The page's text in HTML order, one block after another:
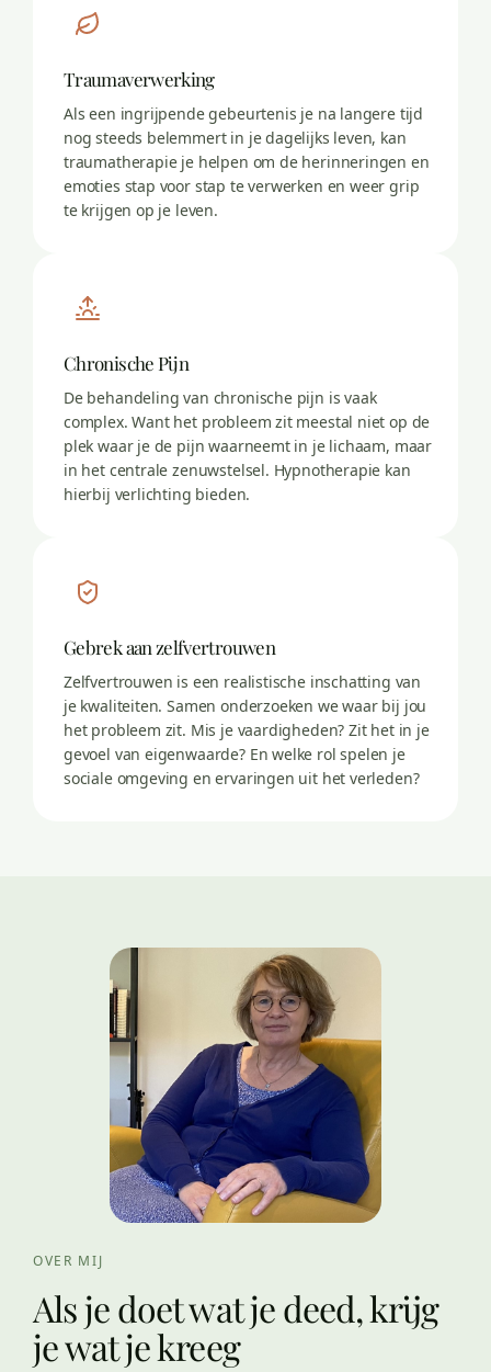
Traumaverwerking
Als een ingrijpende gebeurtenis je na langere tijd
nog steeds belemmert in je dagelijks leven, kan
traumatherapie je helpen om de herinneringen en
emoties stap voor stap te verwerken en weer grip
te krijgen op je leven.
Chronische Pijn
De behandeling van chronische pijn is vaak
complex. Want het probleem zit meestal niet op de
plek waar je de pijn waarneemt in je lichaam, maar
in het centrale zenuwstelsel. Hypnotherapie kan
hierbij verlichting bieden.
Gebrek aan zelfvertrouwen
Zelfvertrouwen is een realistische inschatting van
je kwaliteiten. Samen onderzoeken we waar bij jou
het probleem zit. Mis je vaardigheden? Zit het in je
gevoel van eigenwaarde? En welke rol spelen je
sociale omgeving en ervaringen uit het verleden?
OVER MIJ
Als je doet wat je deed, krijg
je wat je kreeg